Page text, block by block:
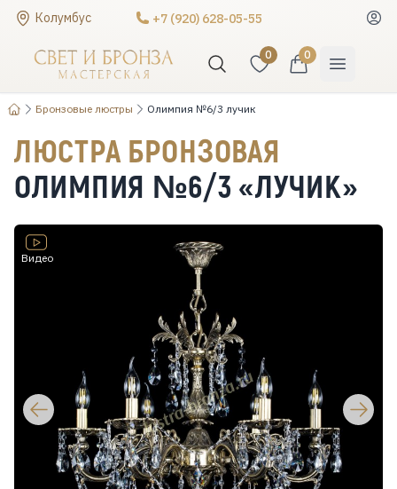
Колумбус +7 (920) 628-05-55
0 0
Бронзовые люстры Олимпия №6/3 лучик
ЛЮСТРА БРОНЗОВАЯ
ОЛИМПИЯ №6/3 «ЛУЧИК»
Видео